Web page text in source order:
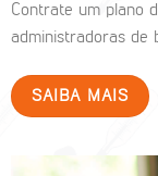
Contrate um plano
administradoras de
SAIBA MAIS